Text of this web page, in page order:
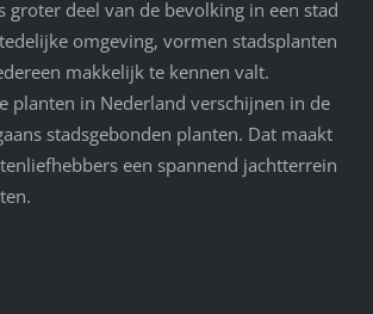
groter deel van de bevolking in een stad
omgeving, vormen stadsplanten
makkelijk te kennen valt.
planten in Nederland verschijnen in de
stadsgebonden planten. Dat maakt
een spannend jachtterrein